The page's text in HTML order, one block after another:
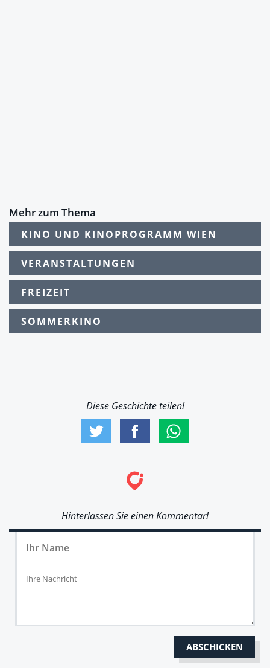
Mehr zum Thema
KINO UND KINOPROGRAMM WIEN
VERANSTALTUNGEN
FREIZEIT
SOMMERKINO
Diese Geschichte teilen!
Hinterlassen Sie einen Kommentar!